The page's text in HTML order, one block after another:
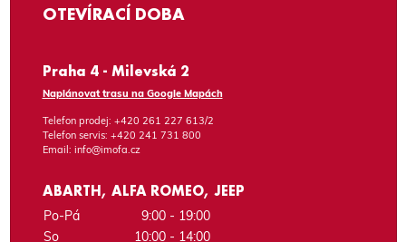
OTEVÍRACÍ DOBA
Praha 4 - Milevská 2
Naplánovat trasu na Google Mapách
Telefon prodej: +420 261 227 613/2
Telefon servis: +420 241 731 800
Email: info@imofa.cz
ABARTH, ALFA ROMEO, JEEP
Po-Pá
9:00 - 19:00
So
10:00 - 14:00